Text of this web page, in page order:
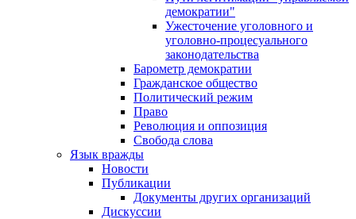
демократии"
Ужесточение уголовного и
уголовно-процесуального
законодательства
Барометр демократии
Гражданское общество
Политический режим
Право
Революция и оппозиция
Свобода слова
Язык вражды
Новости
Публикации
Документы других организаций
Дискуссии